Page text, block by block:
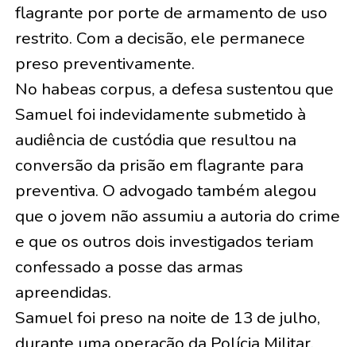
flagrante por porte de armamento de uso
restrito. Com a decisão, ele permanece
preso preventivamente.
No habeas corpus, a defesa sustentou que
Samuel foi indevidamente submetido à
audiência de custódia que resultou na
conversão da prisão em flagrante para
preventiva. O advogado também alegou
que o jovem não assumiu a autoria do crime
e que os outros dois investigados teriam
confessado a posse das armas
apreendidas.
Samuel foi preso na noite de 13 de julho,